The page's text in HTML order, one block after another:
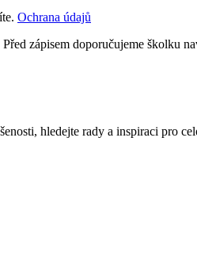
Ochrana údajů
zápisem doporučujeme školku
hledejte rady a inspiraci pro